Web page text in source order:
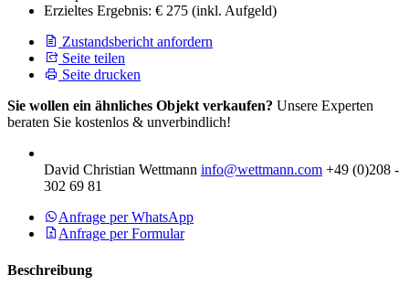
Erzieltes Ergebnis: € 275 (inkl. Aufgeld)
Zustandsbericht anfordern
Seite teilen
Seite drucken
Sie wollen ein ähnliches Objekt verkaufen? Unsere Experten
beraten Sie kostenlos & unverbindlich!
David Christian Wettmann info@wettmann.com +49 (0)208 -
302 69 81
Anfrage per WhatsApp
Anfrage per Formular
Beschreibung